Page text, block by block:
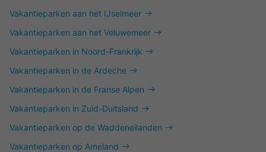
Vakantieparken aan het IJselmeer
Vakantieparken aan het Veluwemeer
Vakantieparken in Noord-Frankrijk
Vakantieparken in de Ardeche
Vakantieparken in de Franse Alpen
Vakantieparken in Zuid-Duitsland
Vakantieparken op de Waddeneilanden
Vakantieparken op Ameland